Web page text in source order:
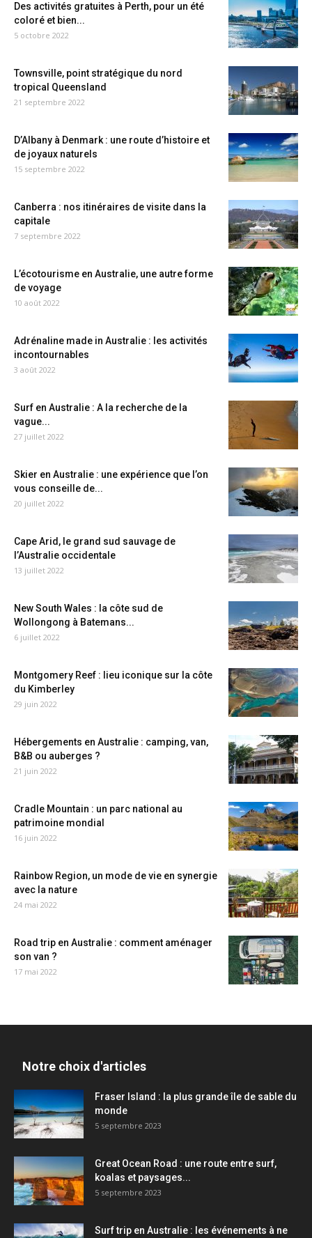
Des activités gratuites à Perth, pour un été
coloré et bien...
5 octobre 2022
Townsville, point stratégique du nord
tropical Queensland
21 septembre 2022
D’Albany à Denmark : une route d’histoire et
de joyaux naturels
15 septembre 2022
Canberra : nos itinéraires de visite dans la
capitale
7 septembre 2022
L’écotourisme en Australie, une autre forme
de voyage
10 août 2022
Adrénaline made in Australie : les activités
incontournables
3 août 2022
Surf en Australie : A la recherche de la
vague...
27 juillet 2022
Skier en Australie : une expérience que l’on
vous conseille de...
20 juillet 2022
Cape Arid, le grand sud sauvage de
l’Australie occidentale
13 juillet 2022
New South Wales : la côte sud de
Wollongong à Batemans...
6 juillet 2022
Montgomery Reef : lieu iconique sur la côte
du Kimberley
29 juin 2022
Hébergements en Australie : camping, van,
B&B ou auberges ?
21 juin 2022
Cradle Mountain : un parc national au
patrimoine mondial
16 juin 2022
Rainbow Region, un mode de vie en synergie
avec la nature
24 mai 2022
Road trip en Australie : comment aménager
son van ?
17 mai 2022
Notre choix d'articles
Fraser Island : la plus grande île de sable du
monde
5 septembre 2023
Great Ocean Road : une route entre surf,
koalas et paysages...
5 septembre 2023
Surf trip en Australie : les événements à ne